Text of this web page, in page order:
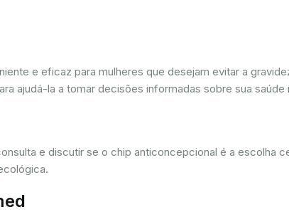
e eficaz para mulheres que desejam evitar a
ajudá-la a tomar decisões informadas sobre sua saúde
e discutir se o chip anticoncepcional é a escolha